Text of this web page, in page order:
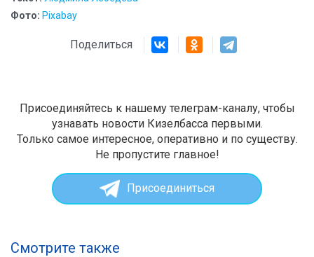
Фото: Pixabay
Поделиться
Присоединяйтесь к нашему телеграм-каналу, чтобы
узнавать новости Кизелбасса первыми.
Только самое интересное, оперативно и по существу.
Не пропустите главное!
Присоединиться
Смотрите также